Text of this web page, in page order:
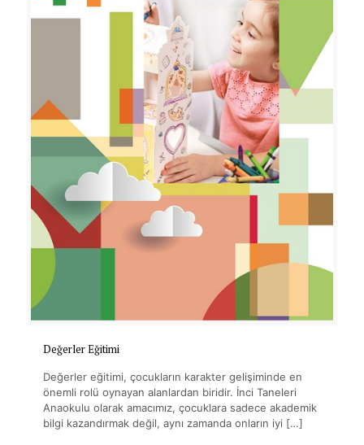
Değerler Eğitimi
Değerler eğitimi, çocukların karakter gelişiminde en
önemli rolü oynayan alanlardan biridir. İnci Taneleri
Anaokulu olarak amacımız, çocuklara sadece akademik
bilgi kazandırmak değil, aynı zamanda onların iyi […]